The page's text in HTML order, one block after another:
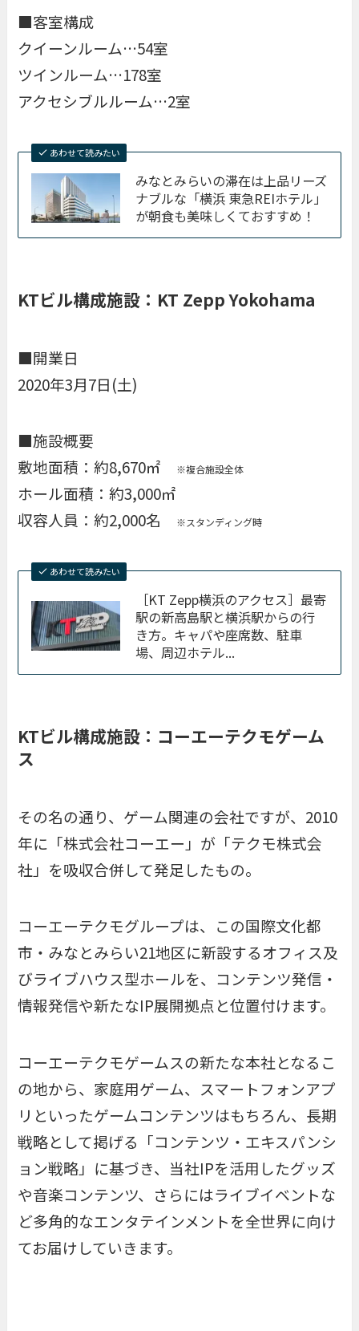
■客室構成
クイーンルーム…54室
ツインルーム…178室
アクセシブルルーム…2室
あわせて読みたい
みなとみらいの滞在は上品リーズ
ナブルな「横浜 東急REIホテル」
が朝食も美味しくておすすめ！
KTビル構成施設：KT Zepp Yokohama
■開業日
2020年3月7日(土)
■施設概要
敷地面積：約8,670㎡
※複合施設全体
ホール面積：約3,000㎡
収容人員：約2,000名
※スタンディング時
あわせて読みたい
［KT Zepp横浜のアクセス］最寄
駅の新高島駅と横浜駅からの行
き方。キャパや座席数、駐車
場、周辺ホテル...
KTビル構成施設：コーエーテクモゲーム
ス
その名の通り、ゲーム関連の会社ですが、2010
年に「株式会社コーエー」が「テクモ株式会
社」を吸収合併して発足したもの。
コーエーテクモグループは、この国際文化都
市・みなとみらい21地区に新設するオフィス及
びライブハウス型ホールを、コンテンツ発信・
情報発信や新たなIP展開拠点と位置付けます。
コーエーテクモゲームスの新たな本社となるこ
の地から、家庭用ゲーム、スマートフォンアプ
リといったゲームコンテンツはもちろん、長期
戦略として掲げる「コンテンツ・エキスパンシ
ョン戦略」に基づき、当社IPを活用したグッズ
や音楽コンテンツ、さらにはライブイベントな
ど多角的なエンタテインメントを全世界に向け
てお届けしていきます。